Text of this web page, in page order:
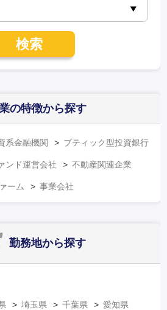
検索
の特徴から探す
系金融機関 ブティック型投資銀行
ンド運営会社 不動産関連企業
ーム 事業会社
勤務地から探す
埼玉県 千葉県 愛知県